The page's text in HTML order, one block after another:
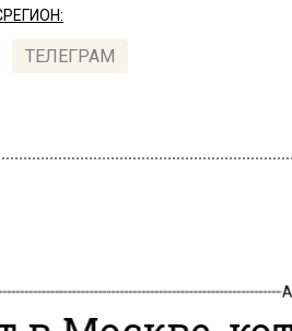
ТЕЛЕГРАМ
в Москве,